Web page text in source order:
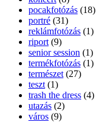
pocakfotózás (18)
portré (31)
reklámfotózás (1)
riport (9)
senior session (1)
termékfotózás (1)
természet (27)
teszt (1)
trash the dress (4)
utazás (2)
város (9)